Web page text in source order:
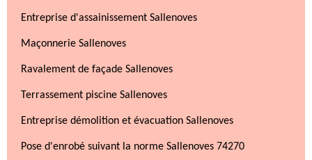
Entreprise d'assainissement Sallenoves
Maçonnerie Sallenoves
Ravalement de façade Sallenoves
Terrassement piscine Sallenoves
Entreprise démolition et évacuation Sallenoves
Pose d'enrobé suivant la norme Sallenoves 74270